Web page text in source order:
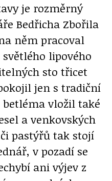
je rozměrný
Bedřicha Zbořila
něm pracoval
lipového
sto třicet
jen s tradiční
vložil také
a venkovských
pastýřů tak stojí
v pozadí se
ani výjev z